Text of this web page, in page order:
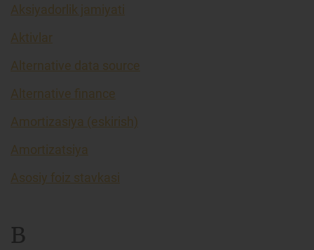
Aksiyadorlik jamiyati
Aktivlar
Alternative data source
Alternative finance
Amortizasiya (eskirish)
Amortizatsiya
Asosiy foiz stavkasi
B